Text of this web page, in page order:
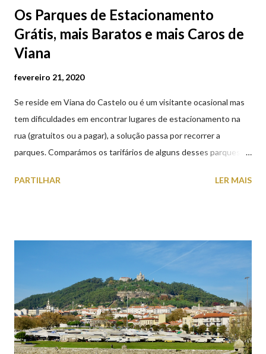
Os Parques de Estacionamento
Grátis, mais Baratos e mais Caros de
Viana
fevereiro 21, 2020
Se reside em Viana do Castelo ou é um visitante ocasional mas
tem dificuldades em encontrar lugares de estacionamento na
rua (gratuitos ou a pagar), a solução passa por recorrer a
parques. Comparámos os tarifários de alguns desses parques de
subterrâneos) perto do centro da cidade (entenda-se por
subterrâneos. O Parque da Estação Viana Shopping é grátis de
2ª a 5ª feira a partir das 20:00 (DIAS ÚTEIS)
PARTILHAR LER MAIS